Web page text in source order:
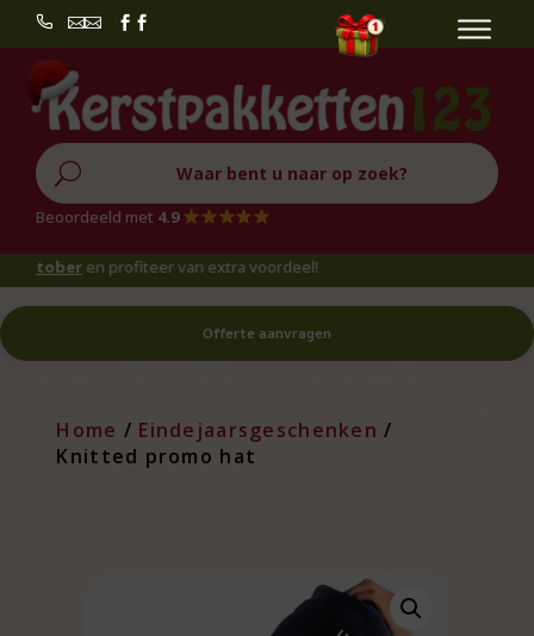
 
U
Beoordeeld met 4.9
en profiteer van extra voordeel!
Offerte aanvragen
Home / Eindejaarsgeschenken /
Knitted promo hat